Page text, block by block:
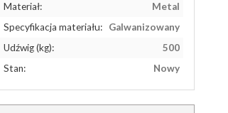
Materiał:
Metal
Specyfikacja materiału:
Galwanizowany
Udźwig (kg):
500
Stan:
Nowy